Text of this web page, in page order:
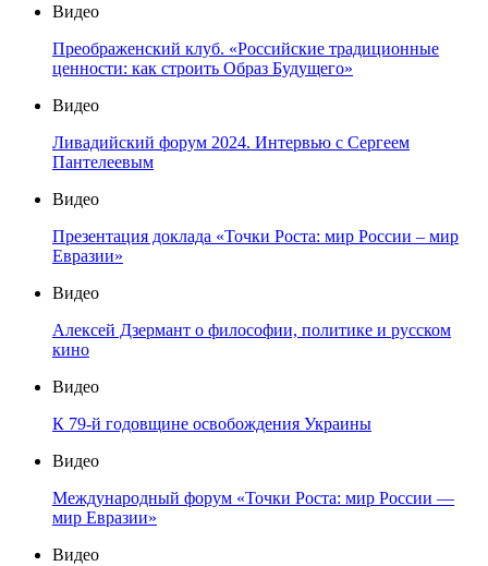
Видео
Преображенский клуб. «Российские традиционные
ценности: как строить Образ Будущего»
Видео
Ливадийский форум 2024. Интервью с Сергеем
Пантелеевым
Видео
Презентация доклада «Точки Роста: мир России – мир
Евразии»
Видео
Алексей Дзермант о философии, политике и русском
кино
Видео
К 79-й годовщине освобождения Украины
Видео
Международный форум «Точки Роста: мир России —
мир Евразии»
Видео